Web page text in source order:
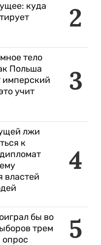
2
куда
3
тело
Польша
имперский
учит
4
лжи
к
властей
5
бы во
трем